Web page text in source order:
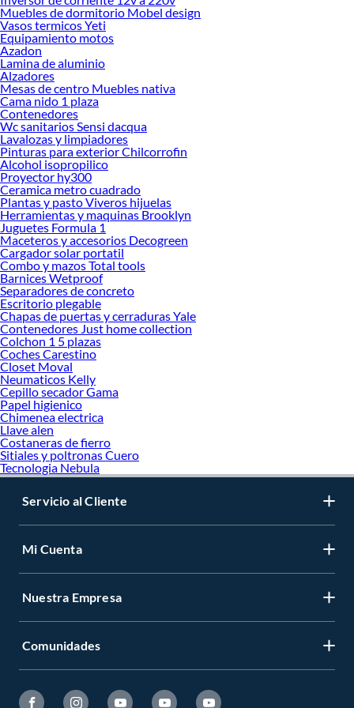
Bowls!
Explora la variedad de productos de Bowls en Sodimac
Herramientas, materiales y accesorios de calidad para tus proyectos y
renovación de espacios. ¡Visítanos y descubre todo lo que tenemos para
ofrecerte!
Encuentra una amplia variedad de productos de Bowls en Sodimac. Encuentra
todo lo necesario para tus proyectos de renovación y decoración. ¡Visítanos y
haz tus ideas realidad!
Muebles de dormitorio Mobel design
Vasos termicos Yeti
Equipamiento motos
Azadon
Lamina de aluminio
Alzadores
Mesas de centro Muebles nativa
Cama nido 1 plaza
Contenedores
Wc sanitarios Sensi dacqua
Lavalozas y limpiadores
Pinturas para exterior Chilcorrofin
Alcohol isopropilico
Proyector hy300
Ceramica metro cuadrado
Plantas y pasto Viveros hijuelas
Herramientas y maquinas Brooklyn
Juguetes Formula 1
Maceteros y accesorios Decogreen
Cargador solar portatil
Combo y mazos Total tools
Barnices Wetproof
Separadores de concreto
Escritorio plegable
Chapas de puertas y cerraduras Yale
Contenedores Just home collection
Colchon 1 5 plazas
Coches Carestino
Closet Moval
Neumaticos Kelly
Cepillo secador Gama
Papel higienico
Chimenea electrica
Llave alen
Costaneras de fierro
Sitiales y poltronas Cuero
Tecnologia Nebula
Servicio al Cliente
Mi Cuenta
Nuestra Empresa
Comunidades